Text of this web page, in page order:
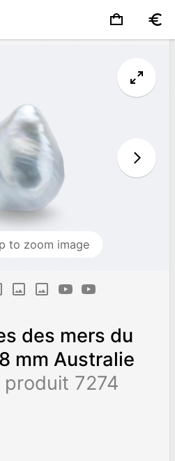
to zoom image
des mers du
mm Australie
7274